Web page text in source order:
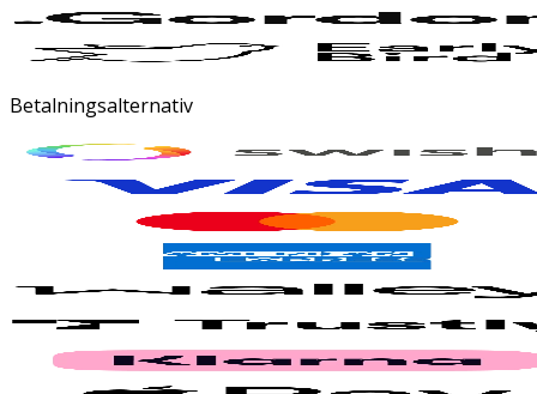
Betalningsalternativ